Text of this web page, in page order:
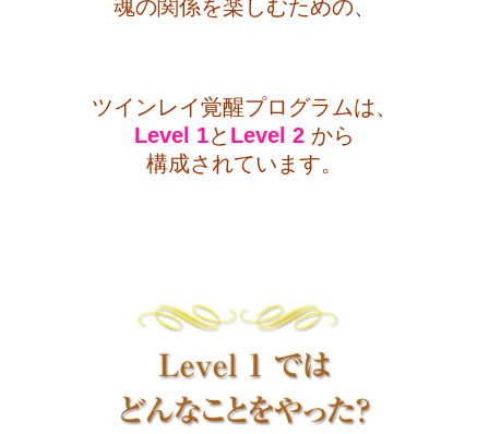
魂の関係を楽しむための、
ツインレイ覚醒プログラムは、
Level 1と Level 2 から
構成されています。